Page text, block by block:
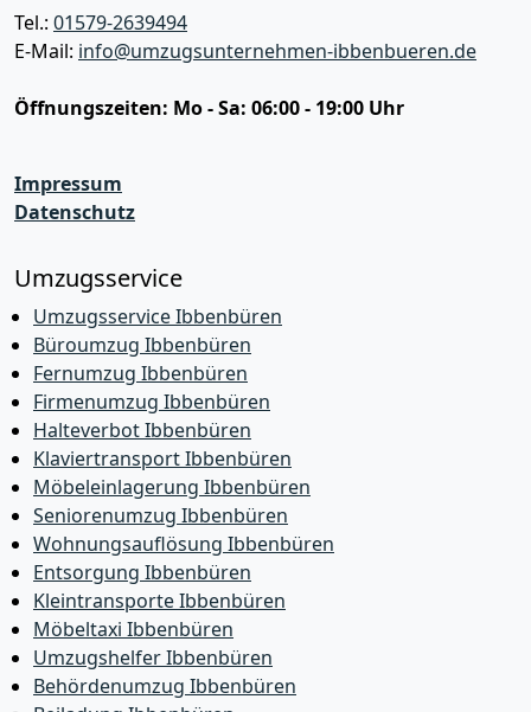
Tel.: 01579-2639494
E-Mail: info@umzugsunternehmen-ibbenbueren.de
Öffnungszeiten: Mo - Sa: 06:00 - 19:00 Uhr
Impressum
Datenschutz
Umzugsservice
Umzugsservice Ibbenbüren
Büroumzug Ibbenbüren
Fernumzug Ibbenbüren
Firmenumzug Ibbenbüren
Halteverbot Ibbenbüren
Klaviertransport Ibbenbüren
Möbeleinlagerung Ibbenbüren
Seniorenumzug Ibbenbüren
Wohnungsauflösung Ibbenbüren
Entsorgung Ibbenbüren
Kleintransporte Ibbenbüren
Möbeltaxi Ibbenbüren
Umzugshelfer Ibbenbüren
Behördenumzug Ibbenbüren